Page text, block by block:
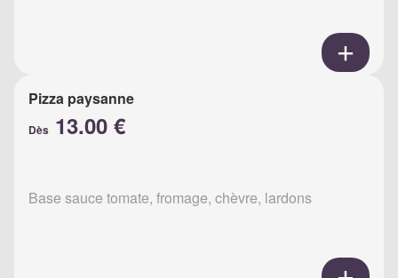
Pizza paysanne
Dès 13.00 €
Base sauce tomate, fromage, chèvre, lardons